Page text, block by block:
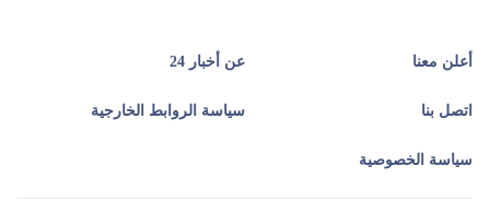
أعلن معنا عن أخبار 24
اتصل بنا سياسة الروابط الخارجية
سياسة الخصوصية